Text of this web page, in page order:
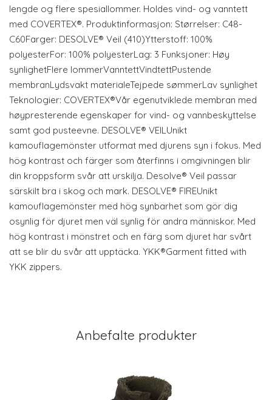
lengde og flere spesiallommer. Holdes vind- og vanntett
med COVERTEX®. Produktinformasjon: Størrelser: C48-
C60Farger: DESOLVE® Veil (410)Ytterstoff: 100%
polyesterFor: 100% polyesterLag: 3 Funksjoner: Høy
synlighetFlere lommerVanntettVindtettPustende
membranLydsvakt materialeTejpede sømmerLav synlighet
Teknologier: COVERTEX®Vår egenutviklede membran med
høypresterende egenskaper for vind- og vannbeskyttelse
samt god pusteevne. DESOLVE® VEILUnikt
kamouflagemönster utformat med djurens syn i fokus. Med
hög kontrast och färger som återfinns i omgivningen blir
din kroppsform svår att urskilja. Desolve® Veil passar
särskilt bra i skog och mark. DESOLVE® FIREUnikt
kamouflagemönster med hög synbarhet som gör dig
osynlig för djuret men väl synlig för andra människor. Med
hög kontrast i mönstret och en färg som djuret har svårt
att se blir du svår att upptäcka. YKK®Garment fitted with
YKK zippers.
Anbefalte produkter